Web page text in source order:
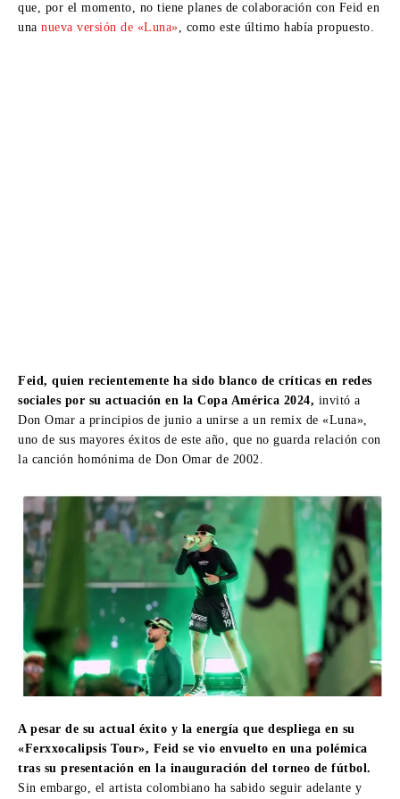
que, por el momento, no tiene planes de colaboración con Feid en
una nueva versión de «Luna», como este último había propuesto.
Feid, quien recientemente ha sido blanco de críticas en redes
sociales por su actuación en la Copa América 2024, invitó a
Don Omar a principios de junio a unirse a un remix de «Luna»,
uno de sus mayores éxitos de este año, que no guarda relación con
la canción homónima de Don Omar de 2002.
A pesar de su actual éxito y la energía que despliega en su
«Ferxxocalipsis Tour», Feid se vio envuelto en una polémica
tras su presentación en la inauguración del torneo de fútbol.
Sin embargo, el artista colombiano ha sabido seguir adelante y